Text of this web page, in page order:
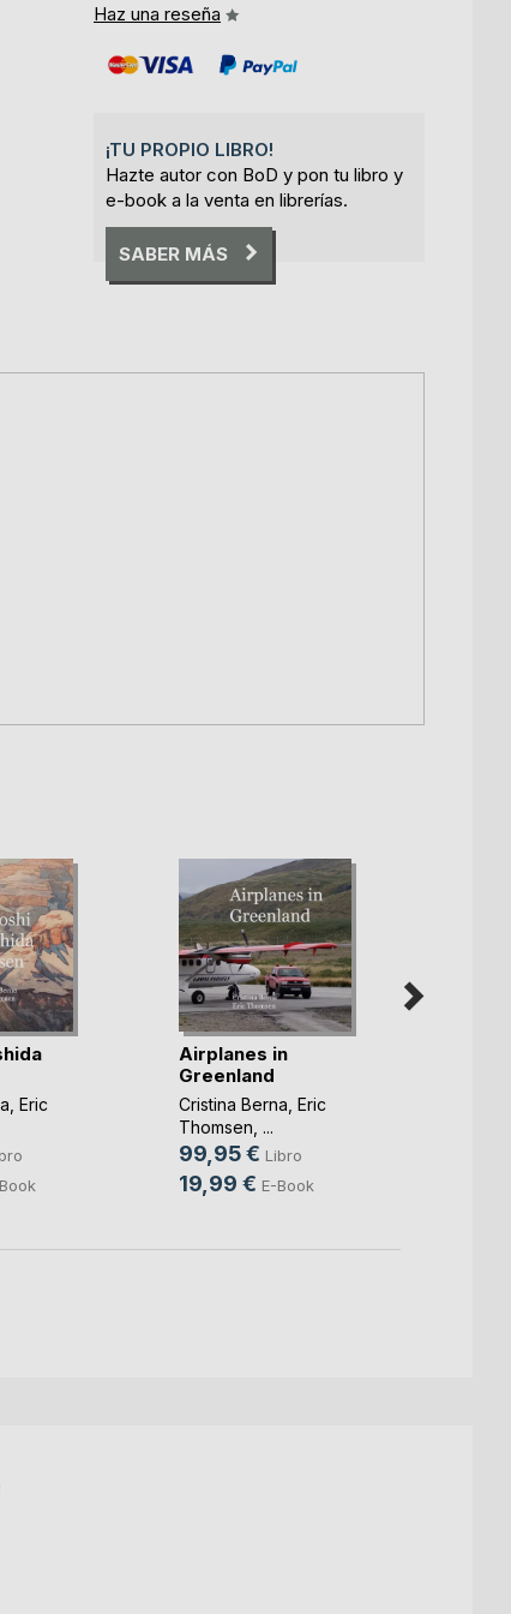
Haz una reseña
¡TU PROPIO LIBRO!
Hazte autor con BoD y pon tu libro y
e-book a la venta en librerías.
SABER MÁS
Eric
Airplanes in
Greenland
Cristina Berna Eric
Thomsen , ...
99,95 € Libro
19,99 € E-Book